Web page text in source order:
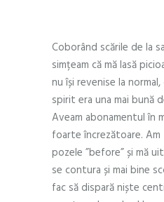
Coborând scările de la
simțeam că mă lasă
nu își revenise la
spirit era una mai bună
Aveam abonamentul în
foarte încrezătoare.
pozele ”before” și mă
se contura și mai bine
fac să dispară niște